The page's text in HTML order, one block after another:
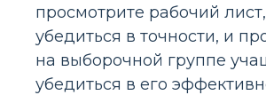
просмотрите рабочий
убедиться в точности, и
на выборочной группе
убедиться в его